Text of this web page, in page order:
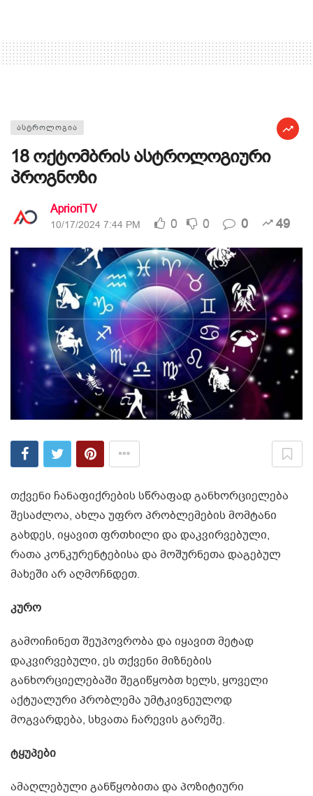
ᲐᲡᲢᲠᲝᲚᲝᲒᲘᲐ
18 ოქტომბრის ასტროლოგიური
პროგნოზი
AprioriTV
10/17/2024 7:44 PM 0 0 0 49
თქვენი ჩანაფიქრების სწრაფად განხორციელება
შესაძლოა, ახლა უფრო პრობლემების მომტანი
გახდეს, იყავით ფრთხილი და დაკვირვებული,
რათა კონკურენტებისა და მოშურნეთა დაგებულ
მახეში არ აღმოჩნდეთ.
კურო
გამოიჩინეთ შეუპოვრობა და იყავით მეტად
დაკვირვებული, ეს თქვენი მიზნების
განხორციელებაში შეგიწყობთ ხელს, ყოველი
აქტუალური პრობლემა უმტკივნეულოდ
მოგვარდება, სხვათა ჩარევის გარეშე.
ტყუპები
ამაღლებული განწყობითა და პოზიტიური